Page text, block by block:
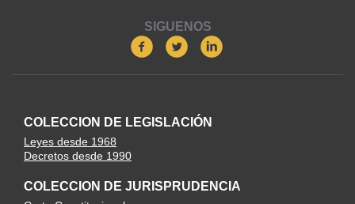
SIGUENOS
COLECCION DE LEGISLACIÓN
Leyes desde 1968
Decretos desde 1990
COLECCION DE JURISPRUDENCIA